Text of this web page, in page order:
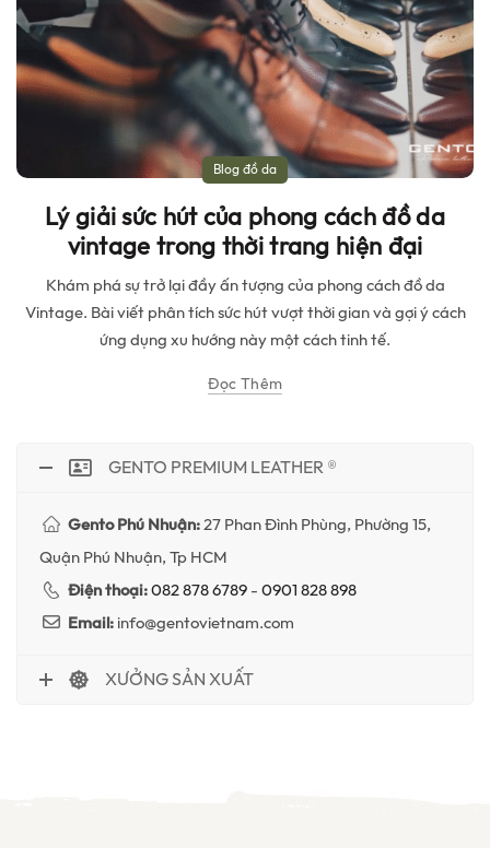
Blog đồ da
Lý giải sức hút của phong cách đồ da
vintage trong thời trang hiện đại
Khám phá sự trở lại đầy ấn tượng của phong cách đồ da
Vintage. Bài viết phân tích sức hút vượt thời gian và gợi ý cách
ứng dụng xu hướng này một cách tinh tế.
Đọc Thêm
GENTO PREMIUM LEATHER ®
Gento Phú Nhuận:27 Phan Đình Phùng, Phường 15,
Quận Phú Nhuận, Tp HCM
Điện thoại:082 878 6789-0901 828 898
Email:info@gentovietnam.com
XƯỞNG SẢN XUẤT